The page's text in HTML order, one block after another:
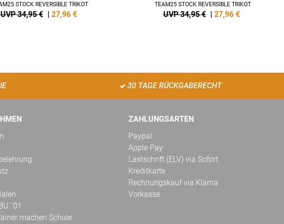
STOCK REVERSIBLE TRIKOT
UVP 34,95 € 27,96 €
TEAM25 STOCK REVERSIBLE TRIKOT
UVP 34,95 € 27,96 €
30 TAGE RÜCKGABERECHT
´01
machen Schule
ZAHLUNGSARTEN
Paypal
Apple Pay
Lastschrift (ELV) via Sofort
Kreditkarte
Rechnungskauf via Klarna
Vorkasse